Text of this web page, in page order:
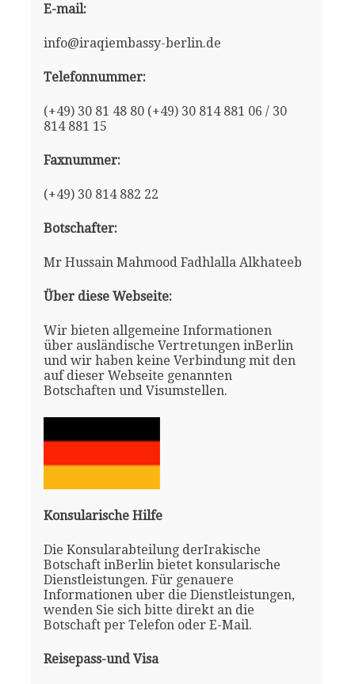
E-mail:
info@iraqiembassy-berlin.de
Telefonnummer:
(+49) 30 81 48 80 (+49) 30 814 881 06 / 30
814 881 15
Faxnummer:
(+49) 30 814 882 22
Botschafter:
Mr Hussain Mahmood Fadhlalla Alkhateeb
Über diese Webseite:
Wir bieten allgemeine Informationen
über ausländische Vertretungen inBerlin
und wir haben keine Verbindung mit den
auf dieser Webseite genannten
Botschaften und Visumstellen.
Konsularische Hilfe
Die Konsularabteilung derIrakische
Botschaft inBerlin bietet konsularische
Dienstleistungen. Für genauere
Informationen uber die Dienstleistungen,
wenden Sie sich bitte direkt an die
Botschaft per Telefon oder E-Mail.
Reisepass-und Visa